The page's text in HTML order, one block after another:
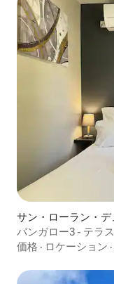
サン・ローラン・
バンガロー3 - テラ
価格 · ロケーション ·